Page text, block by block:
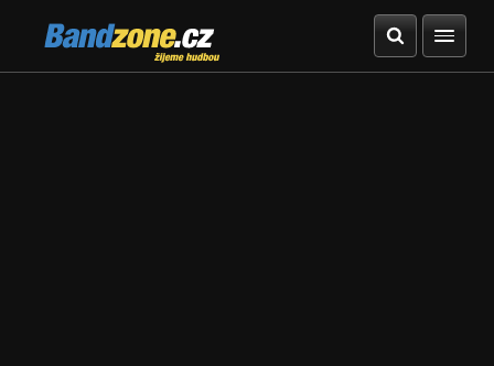
Bandzone.cz
žijeme hudbou